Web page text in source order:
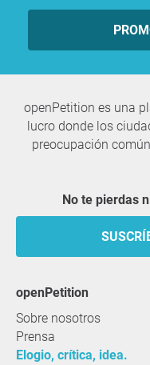
openPetition es una
lucro donde los
preocupación
No te pierdas
openPetition
Sobre nosotros
Prensa
Elogio, crítica, idea.